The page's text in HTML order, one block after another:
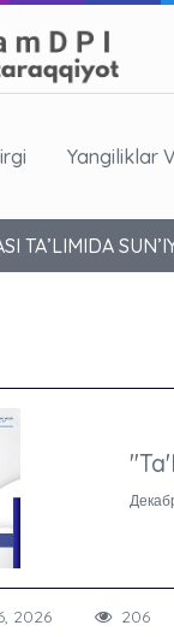
Yangiliklar
TA’LIMIDA
2026 206